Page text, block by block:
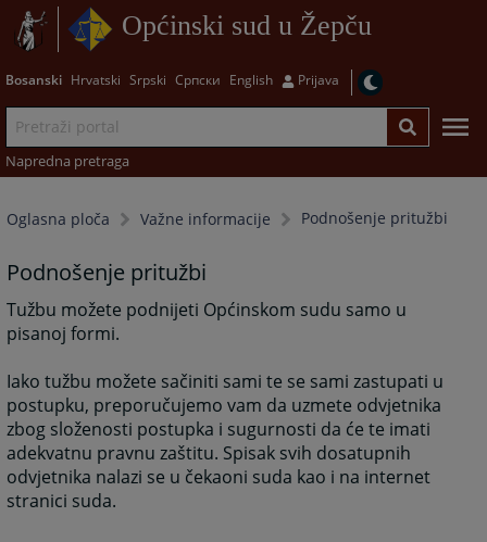
Općinski sud u Žepču
Bosanski Hrvatski Srpski Српски English Prijava
Napredna pretraga
Oglasna ploča Važne informacije Podnošenje pritužbi
Podnošenje pritužbi
Tužbu možete podnijeti Općinskom sudu samo u
pisanoj formi.
Iako tužbu možete sačiniti sami te se sami zastupati u
postupku, preporučujemo vam da uzmete odvjetnika
zbog složenosti postupka i sugurnosti da će te imati
adekvatnu pravnu zaštitu. Spisak svih dosatupnih
odvjetnika nalazi se u čekaoni suda kao i na internet
stranici suda.